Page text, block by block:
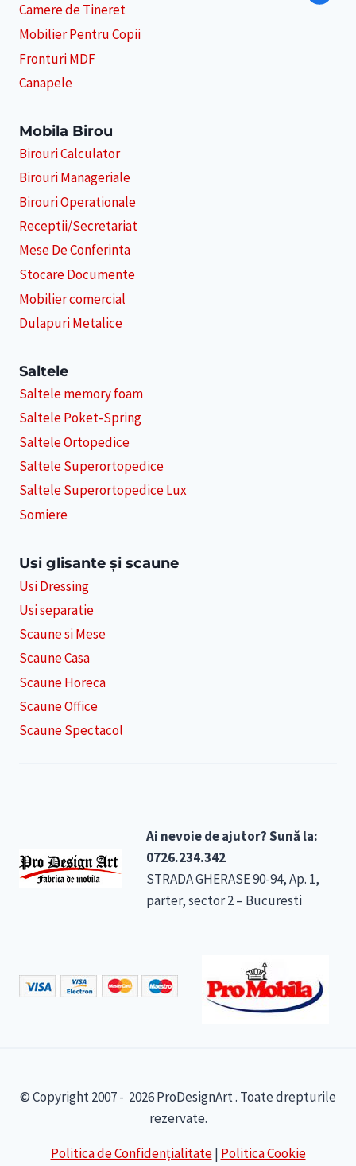
Camere de Tineret
Mobilier Pentru Copii
Fronturi MDF
Canapele
Mobila Birou
Birouri Calculator
Birouri Manageriale
Birouri Operationale
Receptii/Secretariat
Mese De Conferinta
Stocare Documente
Mobilier comercial
Dulapuri Metalice
Saltele
Saltele memory foam
Saltele Poket-Spring
Saltele Ortopedice
Saltele Superortopedice
Saltele Superortopedice Lux
Somiere
Usi glisante și scaune
Usi Dressing
Usi separatie
Scaune si Mese
Scaune Casa
Scaune Horeca
Scaune Office
Scaune Spectacol
Ai nevoie de ajutor? Sună la:
0726.234.342
STRADA GHERASE 90-94, Ap. 1,
parter, sector 2 – Bucuresti
© Copyright 2007 - 2026 ProDesignArt . Toate drepturile
rezervate.
Politica de Confidențialitate| Politica Cookie